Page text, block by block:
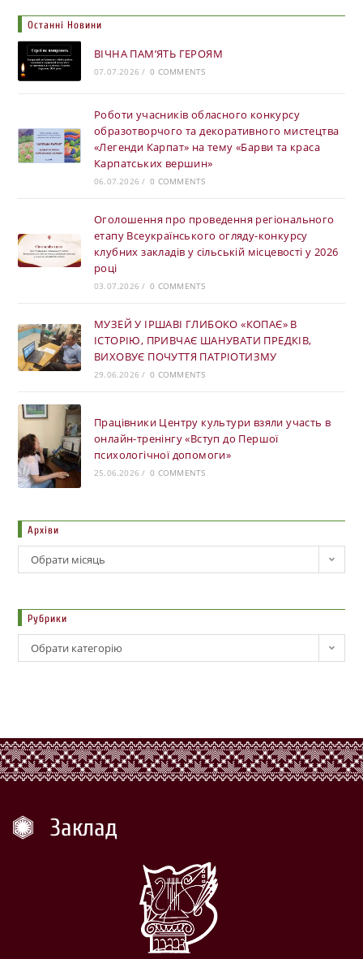
Останні Новини
ВІЧНА ПАМ’ЯТЬ ГЕРОЯМ
07.07.2026 / 0 COMMENTS
Роботи учасників обласного конкурсу
образотворчого та декоративного мистецтва
«Легенди Карпат» на тему «Барви та краса
Карпатських вершин»
06.07.2026 / 0 COMMENTS
Оголошення про проведення регіонального
етапу Всеукраїнського огляду-конкурсу
клубних закладів у сільській місцевості у 2026
році
03.07.2026 / 0 COMMENTS
МУЗЕЙ У ІРШАВІ ГЛИБОКО «КОПАЄ» В
ІСТОРІЮ, ПРИВЧАЄ ШАНУВАТИ ПРЕДКІВ,
ВИХОВУЄ ПОЧУТТЯ ПАТРІОТИЗМУ
29.06.2026 / 0 COMMENTS
Працівники Центру культури взяли участь в
онлайн-тренінгу «Вступ до Першої
психологічної допомоги»
25.06.2026 / 0 COMMENTS
Архіви
Обрати місяць
Рубрики
Обрати категорію
Заклад